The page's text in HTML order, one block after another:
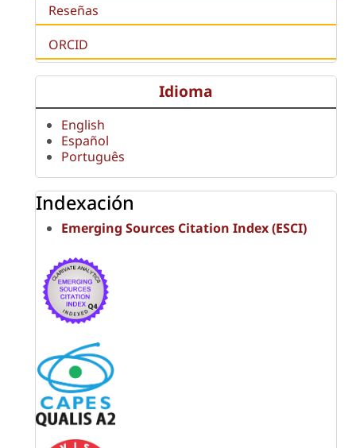
Reseñas
ORCID
Idioma
English
Español
Português
Indexación
Emerging Sources Citation Index (ESCI)